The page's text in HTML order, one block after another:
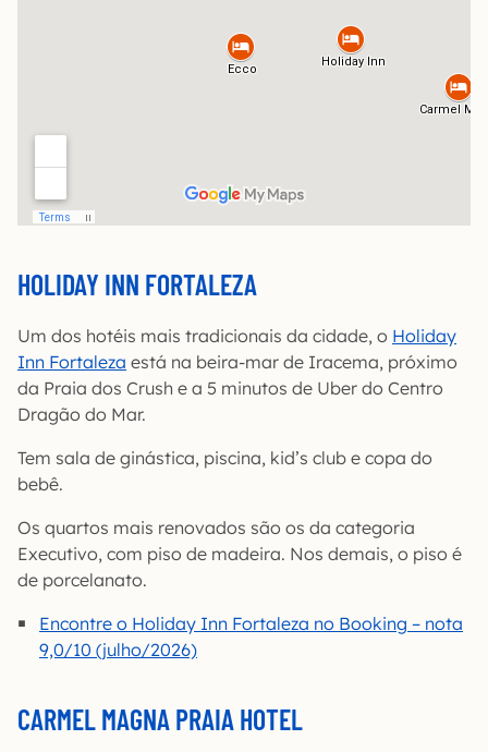
HOLIDAY INN FORTALEZA
Um dos hotéis mais tradicionais da cidade, o Holiday
Inn Fortaleza está na beira-mar de Iracema, próximo
da Praia dos Crush e a 5 minutos de Uber do Centro
Dragão do Mar.
Tem sala de ginástica, piscina, kid’s club e copa do
bebê.
Os quartos mais renovados são os da categoria
Executivo, com piso de madeira. Nos demais, o piso é
de porcelanato.
Encontre o Holiday Inn Fortaleza no Booking – nota
9,0/10 (julho/2026)
CARMEL MAGNA PRAIA HOTEL